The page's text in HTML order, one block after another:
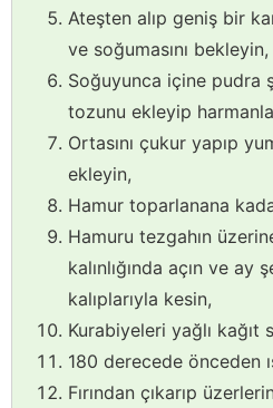
Ateşten alıp geniş bir
ve soğumasını bekleyin,
Soğuyunca içine pudra
tozunu ekleyip
Ortasını çukur yapıp
ekleyin,
Hamur toparlanana
Hamuru tezgahın
kalınlığında açın ve
kalıplarıyla kesin,
Kurabiyeleri yağlı
180 derecede önceden
Fırından çıkarıp